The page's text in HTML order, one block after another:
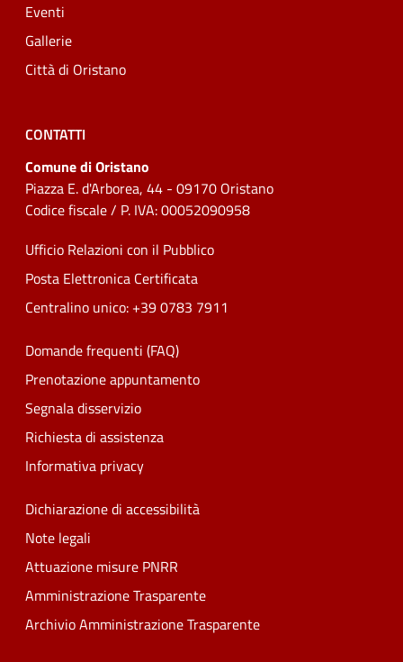
Eventi
Gallerie
Città di Oristano
CONTATTI
Comune di Oristano
Piazza E. d'Arborea, 44 - 09170 Oristano
Codice fiscale / P. IVA: 00052090958
Ufficio Relazioni con il Pubblico
Posta Elettronica Certificata
Centralino unico: +39 0783 7911
Domande frequenti (FAQ)
Prenotazione appuntamento
Segnala disservizio
Richiesta di assistenza
Informativa privacy
Dichiarazione di accessibilità
Note legali
Attuazione misure PNRR
Amministrazione Trasparente
Archivio Amministrazione Trasparente